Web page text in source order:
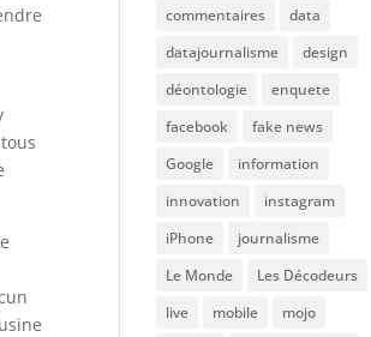
commentaires
data
datajournalisme
design
déontologie
enquete
facebook
fake news
Google
information
innovation
instagram
iPhone
journalisme
Le Monde
Les Décodeurs
live
mobile
mojo